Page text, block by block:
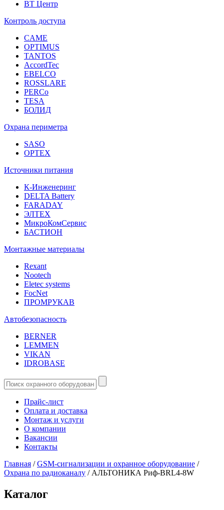
ВТ Центр
Контроль доступа
CAME
OPTIMUS
TANTOS
AccordTec
EBELCO
ROSSLARE
PERCo
TESA
БОЛИД
Охрана периметра
SASO
OPTEX
Источники питания
К-Инженеринг
DELTA Battery
FARADAY
ЭЛТЕХ
МикроКомСервис
БАСТИОН
Монтажные материалы
Rexant
Nootech
Eletec systems
FocNet
ПРОМРУКАВ
Автобезопасность
BERNER
LEMMEN
VIKAN
IDROBASE
Прайс-лист
Оплата и доставка
Монтаж и услуги
О компании
Вакансии
Контакты
Главная /GSM-сигнализации и охранное оборудование /
Охрана по радиоканалу / АЛЬТОНИКА Риф-BRL4-8W
Каталог